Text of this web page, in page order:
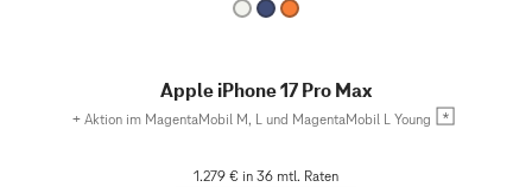
Apple iPhone 17 Pro Max
+ Aktion im MagentaMobil M, L und MagentaMobil L Young
1.279 € in 36 mtl. Raten